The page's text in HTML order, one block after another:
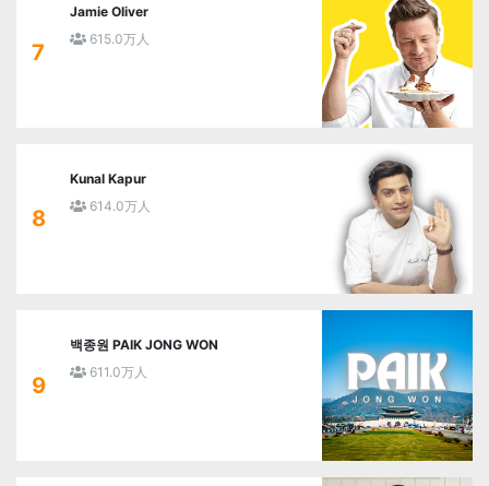
7
Jamie Oliver
615.0万人
8
Kunal Kapur
614.0万人
9
백종원 PAIK JONG WON
611.0万人